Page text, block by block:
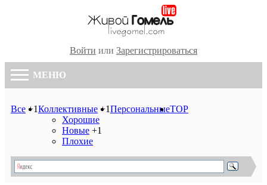
Войти или Зарегистрироваться
МЕНЮ
Все +1Коллективные +1
Хорошие
Новые +1
Плохие
ПерсональныеTOP